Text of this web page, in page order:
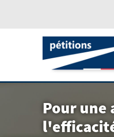
Pour